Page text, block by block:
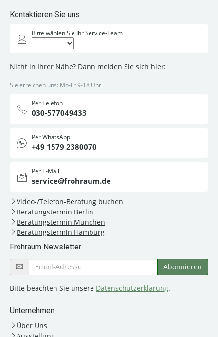
Kontaktieren Sie uns
Bitte wählen Sie Ihr Service-Team
Nicht in Ihrer Nähe? Dann melden Sie sich hier:
Sie erreichen uns: Mo-Fr 9-18 Uhr
Per Telefon
030-577049433
Per WhatsApp
+49 1579 2380070
Per E-Mail
service@frohraum.de
Video-/Telefon-Beratung buchen
Beratungstermin Berlin
Beratungstermin München
Beratungstermin Hamburg
Frohraum Newsletter
Bitte beachten Sie unsere Datenschutzerklärung.
Unternehmen
Über Uns